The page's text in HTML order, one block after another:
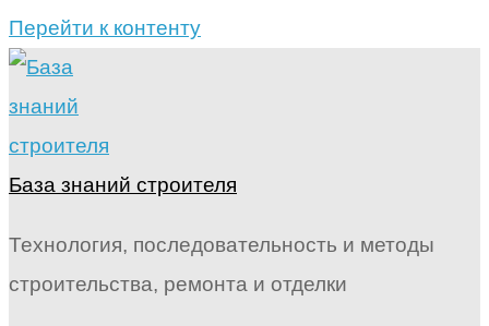
Перейти к контенту
База знаний строителя
Технология, последовательность и методы
строительства, ремонта и отделки